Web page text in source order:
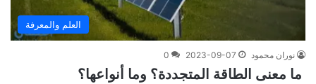
العلم والمعرفة
نوران محمود 2023-09-07
0
ما معنى الطاقة المتجددة؟ وما أنواعها؟